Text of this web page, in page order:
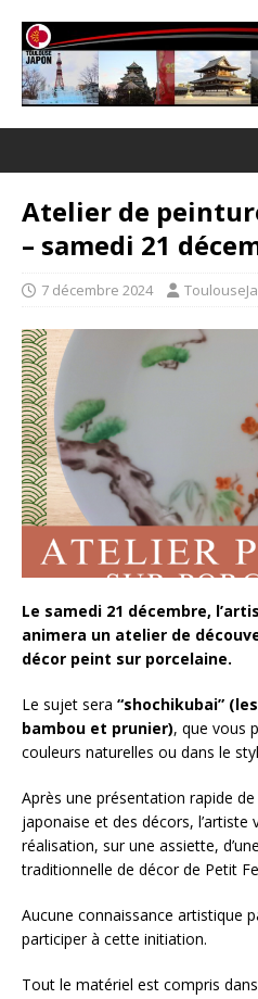
Atelier de
– samedi 21
7 décembre 2024
Le samedi 21 décembre,
animera un atelier de
décor peint sur porcelaine.
Le sujet sera “shochikubai”
bambou et prunier), que vous
couleurs naturelles ou dans le
Après une présentation rapide
japonaise et des décors, l’artiste
réalisation, sur une assiette,
traditionnelle de décor de Petit
Aucune connaissance artistique
participer à cette initiation.
Tout le matériel est compris dans